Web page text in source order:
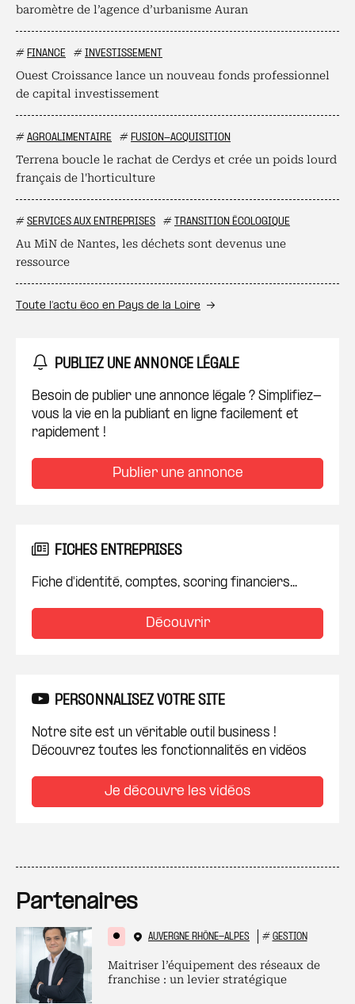
baromètre de l’agence d’urbanisme Auran
# FINANCE # INVESTISSEMENT
Ouest Croissance lance un nouveau fonds professionnel
de capital investissement
# AGROALIMENTAIRE # FUSION-ACQUISITION
Terrena boucle le rachat de Cerdys et crée un poids lourd
français de l'horticulture
# SERVICES AUX ENTREPRISES # TRANSITION ÉCOLOGIQUE
Au MiN de Nantes, les déchets sont devenus une
ressource
Toute l’actu éco en Pays de la Loire
PUBLIEZ UNE ANNONCE LÉGALE
Besoin de publier une annonce légale ? Simplifiez-
vous la vie en la publiant en ligne facilement et
rapidement !
Publier une annonce
FICHES ENTREPRISES
Fiche d'identité, comptes, scoring financiers...
Découvrir
PERSONNALISEZ VOTRE SITE
Notre site est un véritable outil business !
Découvrez toutes les fonctionnalités en vidéos
Je découvre les vidéos
Partenaires
AUVERGNE RHÔNE-ALPES # GESTION
Maitriser l’équipement des réseaux de
franchise : un levier stratégique